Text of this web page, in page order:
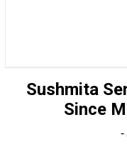
Sushmita
Since
-